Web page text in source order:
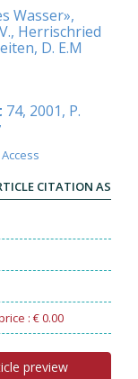
Wasser»,
Herrischried
D. E.M
74, 2001, P.
CITATION AS
: € 0.00
preview